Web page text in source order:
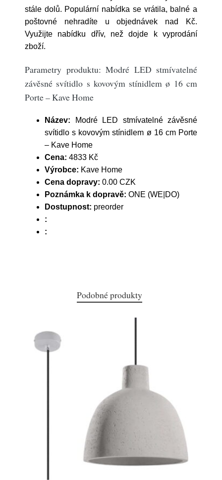
stále dolů. Populární nabídka se vrátila, balné a
poštovné nehradíte u objednávek nad Kč.
Využijte nabídku dřív, než dojde k vyprodání
zboží.
Parametry produktu: Modré LED stmívatelné
závěsné svítidlo s kovovým stínidlem ø 16 cm
Porte – Kave Home
Název: Modré LED stmívatelné závěsné
svítidlo s kovovým stínidlem ø 16 cm Porte
– Kave Home
Cena: 4833 Kč
Výrobce: Kave Home
Cena dopravy: 0.00 CZK
Poznámka k dopravě: ONE (WE|DO)
Dostupnost: preorder
:
:
Podobné produkty